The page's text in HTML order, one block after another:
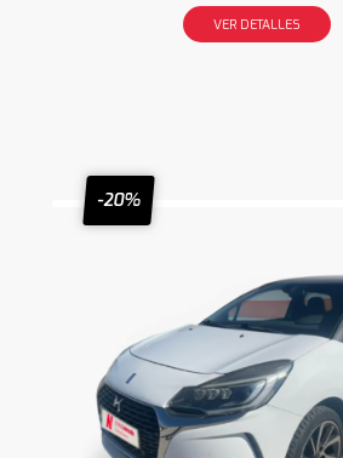
VER DETALLES
-20%